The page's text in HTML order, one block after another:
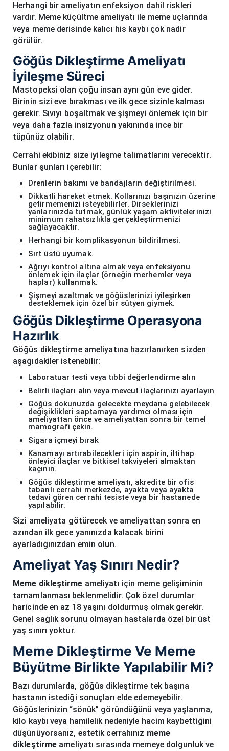
Herhangi bir ameliyatın enfeksiyon dahil riskleri
vardır. Meme küçültme ameliyatı ile meme uçlarında
veya meme derisinde kalıcı his kaybı çok nadir
görülür.
Göğüs Dikleştirme Ameliyatı
İyileşme Süreci
Mastopeksi olan çoğu insan aynı gün eve gider.
Birinin sizi eve bırakması ve ilk gece sizinle kalması
gerekir. Sıvıyı boşaltmak ve şişmeyi önlemek için bir
veya daha fazla insizyonun yakınında ince bir
tüpünüz olabilir.
Cerrahi ekibiniz size iyileşme talimatlarını verecektir.
Bunlar şunları içerebilir:
Drenlerin bakımı ve bandajların değiştirilmesi.
Dikkatli hareket etmek. Kollarınızı başınızın üzerine
getirmemenizi isteyebilirler. Dirseklerinizi
yanlarınızda tutmak, günlük yaşam aktivitelerinizi
minimum rahatsızlıkla gerçekleştirmenizi
sağlayacaktır.
Herhangi bir komplikasyonun bildirilmesi.
Sırt üstü uyumak.
Ağrıyı kontrol altına almak veya enfeksiyonu
önlemek için ilaçlar (örneğin merhemler veya
haplar) kullanmak.
Şişmeyi azaltmak ve göğüslerinizi iyileşirken
desteklemek için özel bir sütyen giymek.
Göğüs Dikleştirme Operasyona
Hazırlık
Göğüs dikleştirme ameliyatına hazırlanırken sizden
aşağıdakiler istenebilir:
Laboratuar testi veya tıbbi değerlendirme alın
Belirli ilaçları alın veya mevcut ilaçlarınızı ayarlayın
Göğüs dokunuzda gelecekte meydana gelebilecek
değişiklikleri saptamaya yardımcı olması için
ameliyattan önce ve ameliyattan sonra bir temel
mamografi çekin.
Sigara içmeyi bırak
Kanamayı artırabilecekleri için aspirin, iltihap
önleyici ilaçlar ve bitkisel takviyeleri almaktan
kaçının.
Göğüs dikleştirme ameliyatı, akredite bir ofis
tabanlı cerrahi merkezde, ayakta veya ayakta
tedavi gören cerrahi tesiste veya bir hastanede
yapılabilir.
Sizi ameliyata götürecek ve ameliyattan sonra en
azından ilk gece yanınızda kalacak birini
ayarladığınızdan emin olun.
Ameliyat Yaş Sınırı Nedir?
Meme dikleştirme ameliyatı için meme gelişiminin
tamamlanması beklenmelidir. Çok özel durumlar
haricinde en az 18 yaşını doldurmuş olmak gerekir.
Genel sağlık sorunu olmayan hastalarda özel bir üst
yaş sınırı yoktur.
Meme Dikleştirme Ve Meme
Büyütme Birlikte Yapılabilir Mi?
Bazı durumlarda, göğüs dikleştirme tek başına
hastanın istediği sonuçları elde edemeyebilir.
Göğüslerinizin “sönük” göründüğünü veya yaşlanma,
kilo kaybı veya hamilelik nedeniyle hacim kaybettiğini
düşünüyorsanız, estetik cerrahınız meme
dikleştirme ameliyatı sırasında memeye dolgunluk ve